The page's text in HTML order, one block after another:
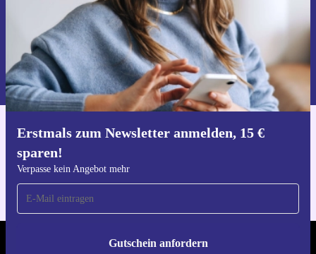
Erstmals zum Newsletter anmelden, 15 €
sparen!
Verpasse kein Angebot mehr
Gutschein anfordern
Gutschein anfordern
Informationen über die Verwendung personenbezogener Daten findest
du in unserer
Datenschutzerklärung.
Hol dir die refurbed-App
REFURBED ÖSTERREICH - RETHINK NEW.